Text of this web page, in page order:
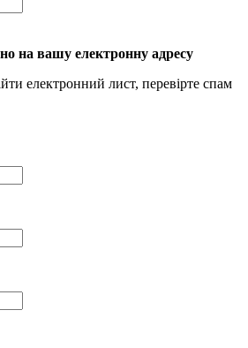
на вашу електронну адресу
електронний лист, перевірте спам